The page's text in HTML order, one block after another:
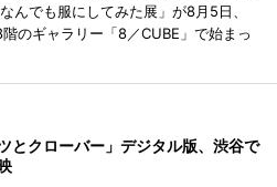
んでも服にしてみた展」が8月5日、
のギャラリー「8／CUBE」で始まっ
とクローバー」デジタル版、渋谷で